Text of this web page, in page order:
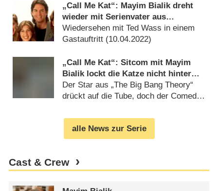
„Call Me Kat“: Mayim Bialik dreht
wieder mit Serienvater aus
„Blossom“
Wiedersehen mit Ted Wass in einem
Gastauftritt (10.04.2022)
„Call Me Kat“: Sitcom mit Mayim
Bialik lockt die Katze nicht hinterm
Ofen hervor – Review
Der Star aus „The Big Bang Theory“
drückt auf die Tube, doch der Comedy
alle News zur Serie
Cast & Crew